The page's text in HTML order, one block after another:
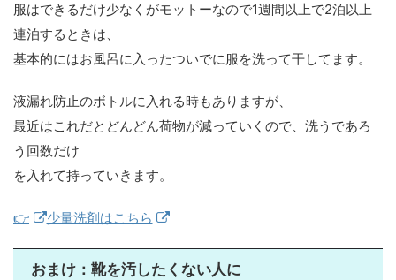
服はできるだけ少なくがモットーなので1週間以上で2泊以上
連泊するときは、
基本的にはお風呂に入ったついでに服を洗って干してます。
液漏れ防止のボトルに入れる時もありますが、
最近はこれだとどんどん荷物が減っていくので、洗うであろ
う回数だけ
を入れて持っていきます。
👉 少量洗剤はこちら
おまけ：靴を汚したくない人に